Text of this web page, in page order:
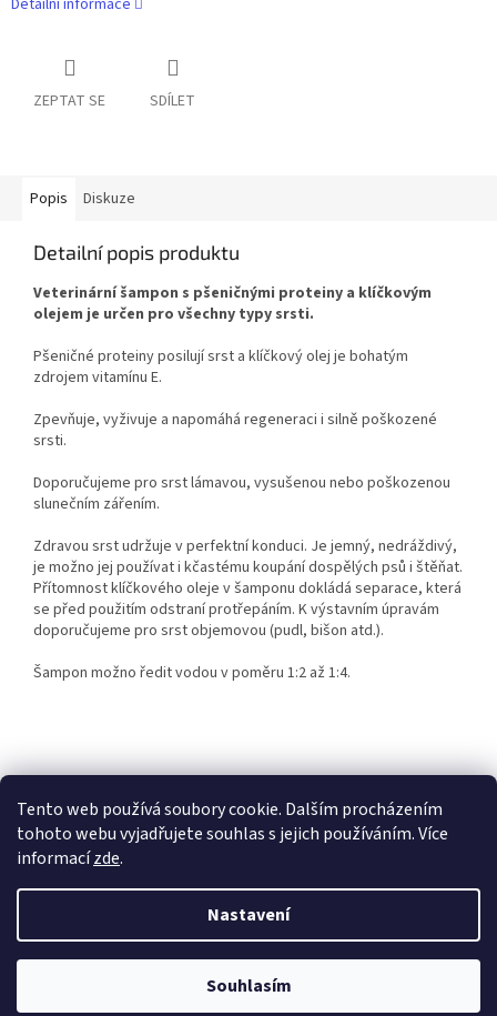
Tento web používá soubory cookie. Dalším procházením
tohoto webu vyjadřujete souhlas s jejich používáním. Více
informacízde.
Nastavení
Souhlasím
Detailní informace
ZEPTAT SE SDÍLET
Popis Diskuze
Detailní popis produktu
Veterinární šampon s pšeničnými proteiny a klíčkovým
olejem je určen pro všechny typy srsti.
Pšeničné proteiny posilují srst a klíčkový olej je bohatým
zdrojem vitamínu E.
Zpevňuje, vyživuje a napomáhá regeneraci i silně poškozené
srsti.
Doporučujeme pro srst lámavou, vysušenou nebo poškozenou
slunečním zářením.
Zdravou srst udržuje v perfektní konduci. Je jemný, nedráždivý,
je možno jej používat i kčastému koupání dospělých psů i štěňat.
Přítomnost klíčkového oleje v šamponu dokládá separace, která
se před použitím odstraní protřepáním. K výstavním úpravám
doporučujeme pro srst objemovou (pudl, bišon atd.).
Šampon možno ředit vodou v poměru 1:2 až 1:4.
á
Copyright 2026Chovatelské potřeby RAK-Brno. Všechna práva
vyhrazena.